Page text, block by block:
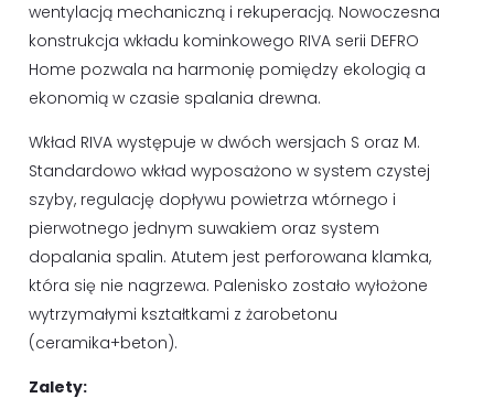
wentylacją mechaniczną i rekuperacją. Nowoczesna
konstrukcja wkładu kominkowego RIVA serii DEFRO
Home pozwala na harmonię pomiędzy ekologią a
ekonomią w czasie spalania drewna.
Wkład RIVA występuje w dwóch wersjach S oraz M.
Standardowo wkład wyposażono w system czystej
szyby, regulację dopływu powietrza wtórnego i
pierwotnego jednym suwakiem oraz system
dopalania spalin. Atutem jest perforowana klamka,
która się nie nagrzewa. Palenisko zostało wyłożone
wytrzymałymi kształtkami z żarobetonu
(ceramika+beton).
Zalety: